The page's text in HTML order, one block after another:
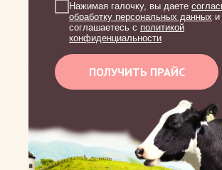
Нажимая галочку, вы даете
обработку персональных данных и
соглашаетесь c политикой
конфиденциальности
ПОЛУЧИТЬ ПРАЙС